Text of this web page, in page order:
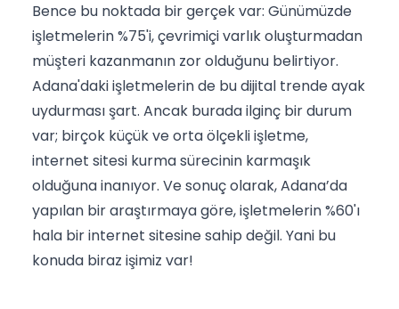
Bence bu noktada bir gerçek var: Günümüzde
işletmelerin %75'i, çevrimiçi varlık oluşturmadan
müşteri kazanmanın zor olduğunu belirtiyor.
Adana'daki işletmelerin de bu dijital trende ayak
uydurması şart. Ancak burada ilginç bir durum
var; birçok küçük ve orta ölçekli işletme,
internet sitesi kurma sürecinin karmaşık
olduğuna inanıyor. Ve sonuç olarak, Adana’da
yapılan bir araştırmaya göre, işletmelerin %60'ı
hala bir internet sitesine sahip değil. Yani bu
konuda biraz işimiz var!